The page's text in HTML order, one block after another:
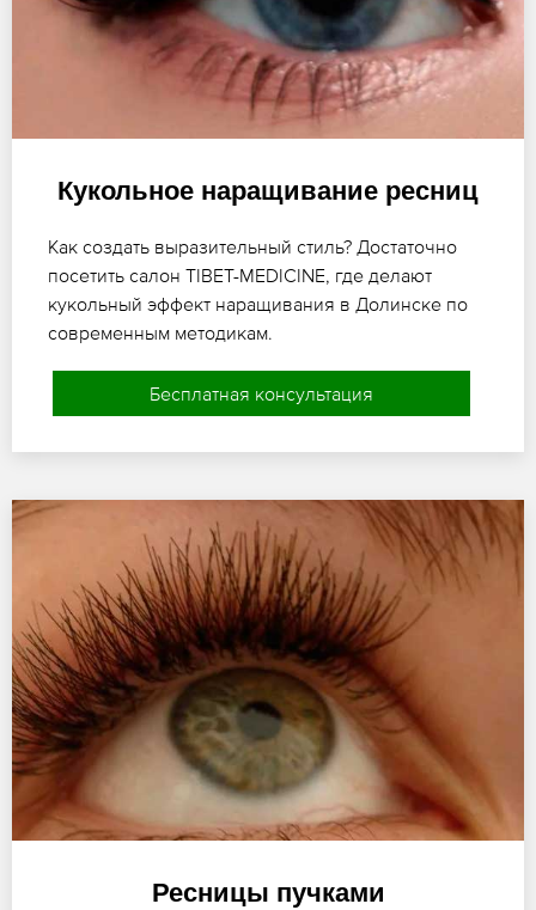
Кукольное наращивание ресниц
Как создать выразительный стиль? Достаточно
посетить салон TIBET-MEDICINE, где делают
кукольный эффект наращивания в Долинске по
современным методикам.
Бесплатная консультация
Ресницы пучками